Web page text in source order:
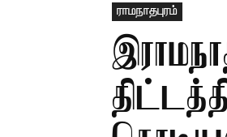
ராமநாதபுரம்